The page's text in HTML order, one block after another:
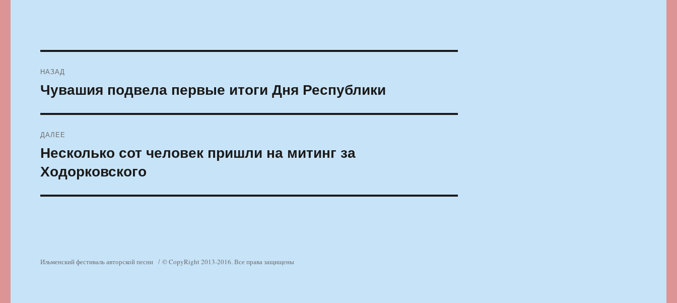
по
НАЗАД
Предыдущая
запись:
Чувашия подвела первые итоги Дня Республики
ДАЛЕЕ
Следующая
Несколько сот человек пришли на митинг за
Ходорковского
Ильменский фестиваль авторской песни © CopyRight 2013-2016. Все права защищены